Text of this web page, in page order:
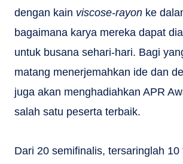
dengan kain viscose-rayon ke
bagaimana karya mereka dapat
untuk busana sehari-hari. Bagi
matang menerjemahkan ide dan
juga akan menghadiahkan APR
salah satu peserta terbaik.
Dari 20 semifinalis, tersaringlah 10